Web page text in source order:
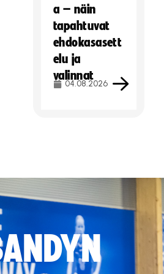
a – näin
tapahtuvat
ehdokasasett
elu ja
valinnat
04.08.2026